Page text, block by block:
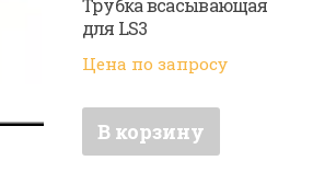
Трубка всасывающая
для LS3
Цена по запросу
В корзину